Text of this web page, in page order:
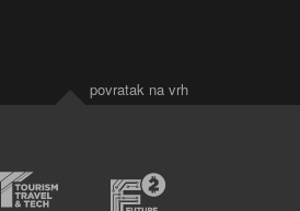
povratak na vrh